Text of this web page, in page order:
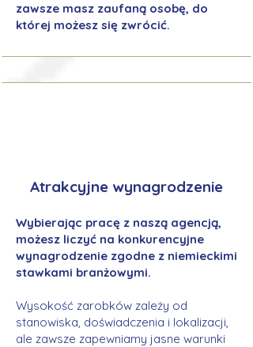
zawsze masz zaufaną osobę, do
której możesz się zwrócić.
Atrakcyjne wynagrodzenie
Wybierając pracę z naszą agencją,
możesz liczyć na konkurencyjne
wynagrodzenie zgodne z niemieckimi
stawkami branżowymi.
Wysokość zarobków zależy od
stanowiska, doświadczenia i lokalizacji,
ale zawsze zapewniamy jasne warunki